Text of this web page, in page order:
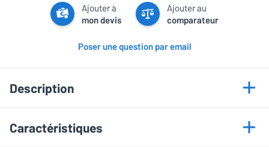
Ajouter à
mon devis
Ajouter au
comparateur
Poser une question par email
Description
Klipsch R-12SW : pour vous transporter au
Caractéristiques